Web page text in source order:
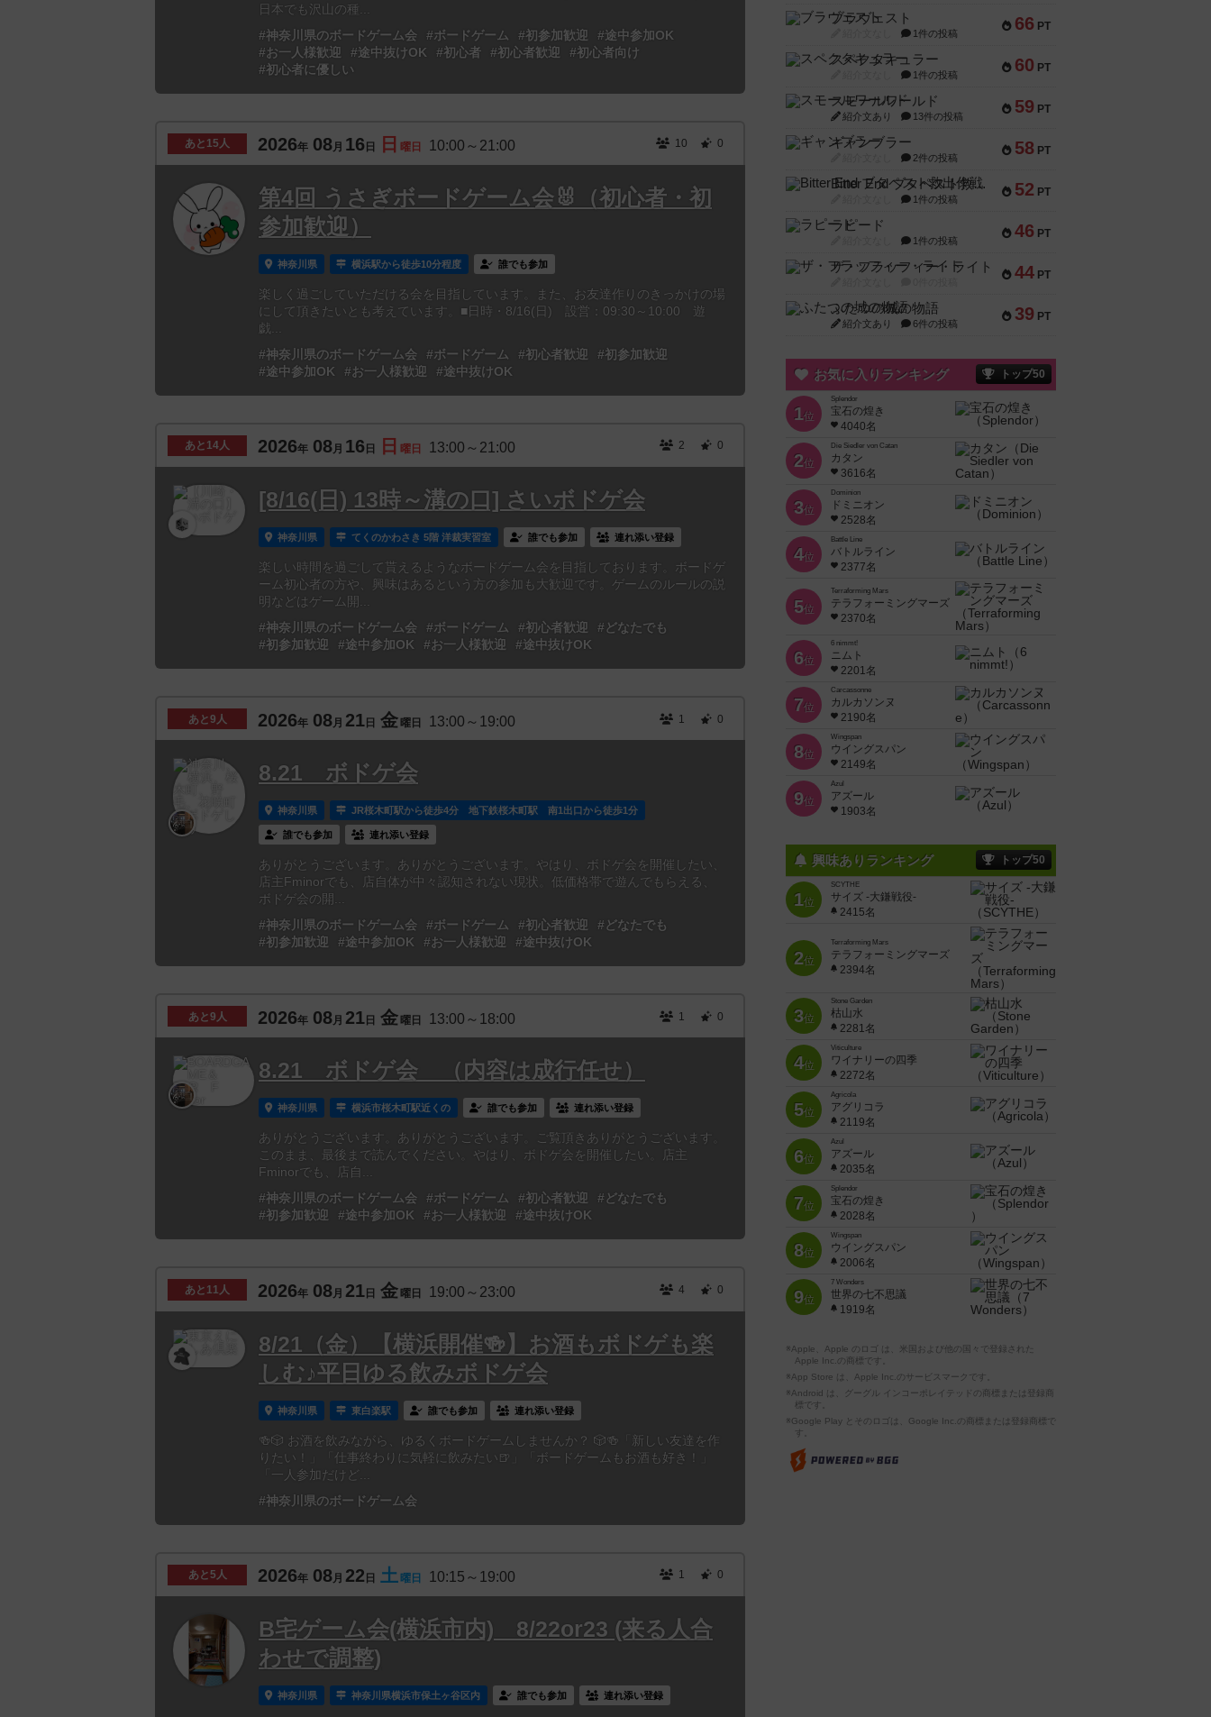
日本でも沢山の種...
#神奈川県のボードゲーム会
#ボードゲーム #初参加歓迎
#途中参加OK
#お一人様歓迎
#途中抜けOK #初心者 #初心者歓迎
#初心者向け
#初心者に優しい
あと 15人 2026年 08月 16 日 日 曜日 10:00～21:00 10 0
第4回 うさぎボードゲーム会🐰（初心者・初
参加歓迎）
神奈川県 横浜駅から徒歩10分程度 誰でも参加
楽しく過ごしていただける会を目指しています。また、お友達作りのきっかけの場
にして頂きたいとも考えています。■日時・8/16(日) 設営：09:30～10:00 遊
戯...
#神奈川県のボードゲーム会
#ボードゲーム #初心者歓迎
#初参加歓迎
#途中参加OK
#お一人様歓迎 #途中抜けOK
あと 14人 2026年 08月 16 日 日 曜日 13:00～21:00 2 0
[8/16(日) 13時～溝の口] さいボドゲ会
神奈川県 てくのかわさき 5階 洋裁実習室 誰でも参加 連れ添い登録
楽しい時間を過ごして貰えるようなボードゲーム会を目指しております。ボードゲ
ーム初心者の方や、興味はあるという方の参加も大歓迎です。ゲームのルールの説
明などはゲーム開...
#神奈川県のボードゲーム会
#ボードゲーム #初心者歓迎
#どなたでも
#初参加歓迎
#途中参加OK #お一人様歓迎 #途中抜けOK
あと9人 2026年 08 月 21 日 金 曜日 13:00～19:00 1 0
8.21 ボドゲ会
神奈川県 JR桜木町駅から徒歩4分 地下鉄桜木町駅 南1出口から徒歩1分
誰でも参加 連れ添い登録
ありがとうございます。ありがとうございます。やはり、ボドゲ会を開催したい、
店主Fminorでも、店自体が中々認知されない現状。低価格帯で遊んでもらえる、
ボドゲ会の開...
#神奈川県のボードゲーム会
#ボードゲーム #初心者歓迎
#どなたでも
#初参加歓迎
#途中参加OK #お一人様歓迎 #途中抜けOK
あと9人 2026年 08 月 21 日 金 曜日 13:00～18:00 1 0
8.21 ボドゲ会 （内容は成行任せ）
神奈川県 横浜市桜木町駅近くの 誰でも参加 連れ添い登録
ありがとうございます。ありがとうございます。ご覧頂きありがとうございます。
このまま、最後まで読んでください。やはり、ボドゲ会を開催したい。店主
Fminorでも、店自...
#神奈川県のボードゲーム会
#ボードゲーム #初心者歓迎
#どなたでも
#初参加歓迎
#途中参加OK #お一人様歓迎 #途中抜けOK
あと 11人 2026年 08月 21 日 金 曜日 19:00～23:00 4 0
8/21（金）【横浜開催🍻】お酒もボドゲも楽
しむ♪平日ゆる飲みボドゲ会
神奈川県 東白楽駅 誰でも参加 連れ添い登録
🍻🎲 お酒を飲みながら、ゆるくボードゲームしませんか？ 🎲🍻「新しい友達を作
りたい！」「仕事終わりに気軽に飲みたい🍺」「ボードゲームもお酒も好き！」
「一人参加だけど...
#神奈川県のボードゲーム会
あと5人 2026年 08月 22 日 土 曜日 10:15～19:00 1 0
B宅ゲーム会(横浜市内) 8/22or23 (来る人合
わせで調整)
神奈川県 神奈川県横浜市保土ヶ谷区内 誰でも参加 連れ添い登録
66 PT
ブラヴェスト
1件の投稿
60 PT
スペクタキュラー
1件の投稿
59 PT
スモールワールド
紹介文あり 13件の投稿
58 PT
ギャンブラー
2件の投稿
52 PT
Bitter End ブタペスト救出作戦
1件の投稿
46 PT
ラピード
1件の投稿
44 PT
ザ・フラッフィー・ライト
39 PT
ふたつの城の物語
紹介文あり 6件の投稿
お気に入りランキング トップ50
1位
Splendor
宝石の煌き
4040名
2位
Die Siedler von Catan
カタン
3616名
3位
Dominion
ドミニオン
2528名
4位
Battle Line
バトルライン
2377名
5位
Terraforming Mars
テラフォーミングマーズ
2370名
6位
6 nimmt!
ニムト
2201名
7位
Carcassonne
カルカソンヌ
2190名
8位
Wingspan
ウイングスパン
2149名
9位
Azul
アズール
1903名
興味ありランキング トップ50
1位
SCYTHE
サイズ -大鎌戦役-
2415名
2位
Terraforming Mars
テラフォーミングマーズ
2394名
3位
Stone Garden
枯山水
2281名
4位
Viticulture
ワイナリーの四季
2272名
5位
Agricola
アグリコラ
2119名
6位
Azul
アズール
2035名
7位
Splendor
宝石の煌き
2028名
8位
Wingspan
ウイングスパン
2006名
9位
7 Wonders
世界の七不思議
1919名
※Apple、Apple のロゴ は、米国および他の国々で登録された
Apple Inc.の商標です。
※App Store は、Apple Inc.のサービスマークです。
※Android は、グーグル インコーポレイテッドの商標または登録商
標です。
※Google Play とそのロゴは、Google Inc.の商標または登録商標で
す。